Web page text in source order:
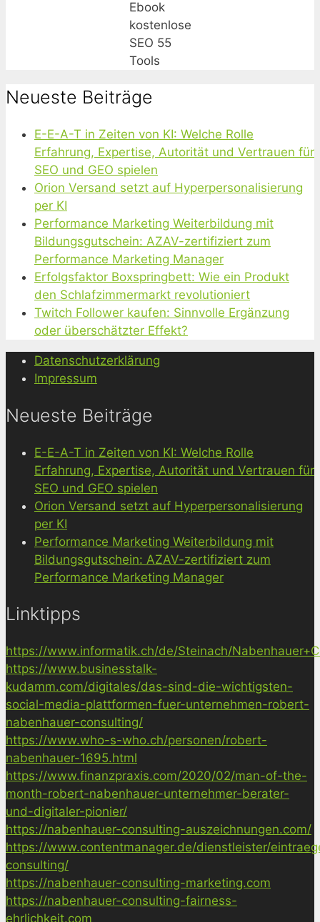
Ebook
kostenlose
SEO 55
Tools
Neueste Beiträge
E-E-A-T in Zeiten von KI: Welche Rolle
Erfahrung, Expertise, Autorität und Vertrauen für
SEO und GEO spielen
Orion Versand setzt auf Hyperpersonalisierung
per KI
Performance Marketing Weiterbildung mit
Bildungsgutschein: AZAV-zertifiziert zum
Performance Marketing Manager
Erfolgsfaktor Boxspringbett: Wie ein Produkt
den Schlafzimmermarkt revolutioniert
Twitch Follower kaufen: Sinnvolle Ergänzung
oder überschätzter Effekt?
Datenschutzerklärung
Impressum
Neueste Beiträge
E-E-A-T in Zeiten von KI: Welche Rolle
Erfahrung, Expertise, Autorität und Vertrauen für
SEO und GEO spielen
Orion Versand setzt auf Hyperpersonalisierung
per KI
Performance Marketing Weiterbildung mit
Bildungsgutschein: AZAV-zertifiziert zum
Performance Marketing Manager
Linktipps
https://www.informatik.ch/de/Steinach/
https://www.businesstalk-
kudamm.com/digitales/das-sind-die-wichtigsten-
social-media-plattformen-fuer-unternehmen-robert-
nabenhauer-consulting/
https://www.who-s-who.ch/personen/robert-
nabenhauer-1695.html
https://www.finanzpraxis.com/2020/02/man-of-the-
month-robert-nabenhauer-unternehmer-berater-
und-digitaler-pionier/
https://nabenhauer-consulting-auszeichnungen.com/
https://www.contentmanager.de/dienstleister/
consulting/
https://nabenhauer-consulting-marketing.com
https://nabenhauer-consulting-fairness-
ehrlichkeit.com